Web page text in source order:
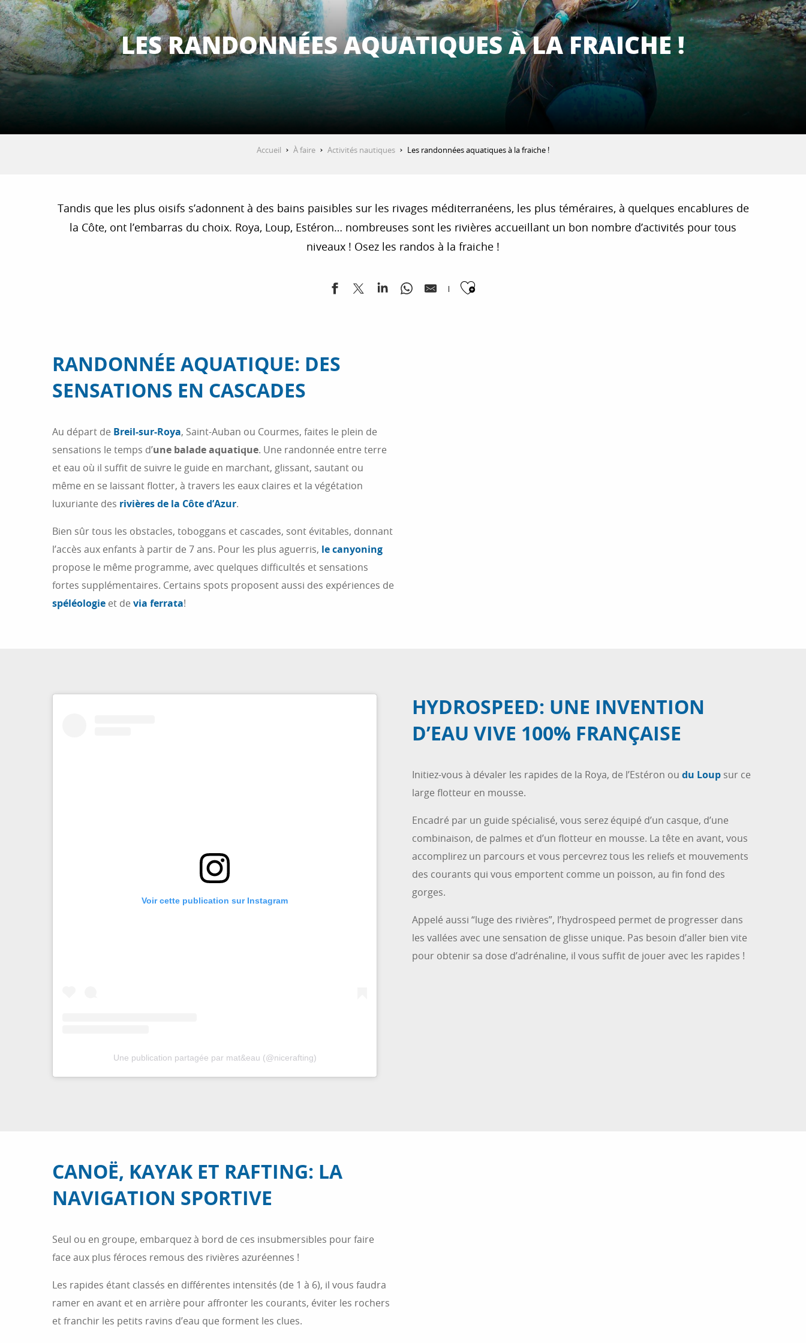
LES RANDONNÉES AQUATIQUES À LA FRAICHE !
Accueil À faire Activités nautiques Les randonnées aquatiques à la fraiche !
Tandis que les plus oisifs s’adonnent à des bains paisibles sur les rivages méditerranéens, les plus téméraires, à quelques encablures de
la Côte, ont l’embarras du choix. Roya, Loup, Estéron… nombreuses sont les rivières accueillant un bon nombre d’activités pour tous
niveaux ! Osez les randos à la fraiche !
Ajouter aux favoris
RANDONNÉE AQUATIQUE: DES
SENSATIONS EN CASCADES
Au départ de Breil-sur-Roya, Saint-Auban ou Courmes, faites le plein de
sensations le temps d’une balade aquatique. Une randonnée entre terre
et eau où il suffit de suivre le guide en marchant, glissant, sautant ou
même en se laissant flotter, à travers les eaux claires et la végétation
luxuriante des rivières de la Côte d’Azur.
Bien sûr tous les obstacles, toboggans et cascades, sont évitables, donnant
l’accès aux enfants à partir de 7 ans. Pour les plus aguerris, le canyoning
propose le même programme, avec quelques difficultés et sensations
fortes supplémentaires. Certains spots proposent aussi des expériences de
spéléologie et de via ferrata!
Voir cette publication sur Instagram
Une publication partagée par mat&eau (@nicerafting)
HYDROSPEED: UNE INVENTION
D’EAU VIVE 100% FRANÇAISE
Initiez-vous à dévaler les rapides de la Roya, de l’Estéron ou du Loup sur ce
large flotteur en mousse.
Encadré par un guide spécialisé, vous serez équipé d’un casque, d’une
combinaison, de palmes et d’un flotteur en mousse. La tête en avant, vous
accomplirez un parcours et vous percevrez tous les reliefs et mouvements
des courants qui vous emportent comme un poisson, au fin fond des
gorges.
Appelé aussi “luge des rivières”, l’hydrospeed permet de progresser dans
les vallées avec une sensation de glisse unique. Pas besoin d’aller bien vite
pour obtenir sa dose d’adrénaline, il vous suffit de jouer avec les rapides !
CANOË, KAYAK ET RAFTING: LA
NAVIGATION SPORTIVE
Seul ou en groupe, embarquez à bord de ces insubmersibles pour faire
face aux plus féroces remous des rivières azuréennes !
Les rapides étant classés en différentes intensités (de 1 à 6), il vous faudra
ramer en avant et en arrière pour affronter les courants, éviter les rochers
et franchir les petits ravins d’eau que forment les clues.